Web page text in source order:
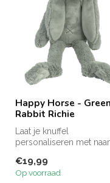
Happy Horse - Green
Rabbit Richie
Laat je knuffel
personaliseren met
extra.
Zie f...
€19,99
Op voorraad